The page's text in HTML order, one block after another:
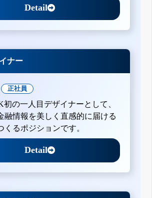
Detail
ナー
正社員
の一人目デザイナーとして、
融情報を美しく直感的に届ける
くるポジションです。
Detail